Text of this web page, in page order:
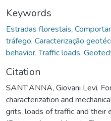
Keywords
Estradas florestais,
tráfego, Caracterização
behavior,Traffic loads,
Citation
SANT'ANNA, Giovani Levi.
characterization and
grits, loads of traffic and